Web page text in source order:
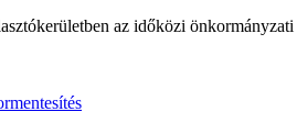
az időközi